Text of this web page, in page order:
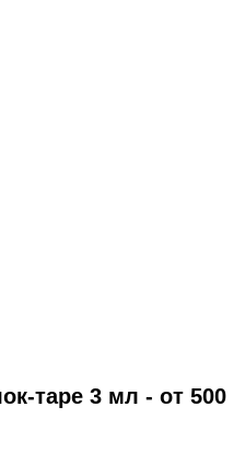
таре 3 мл - от 500